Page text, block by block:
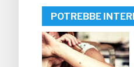
POTREBBE